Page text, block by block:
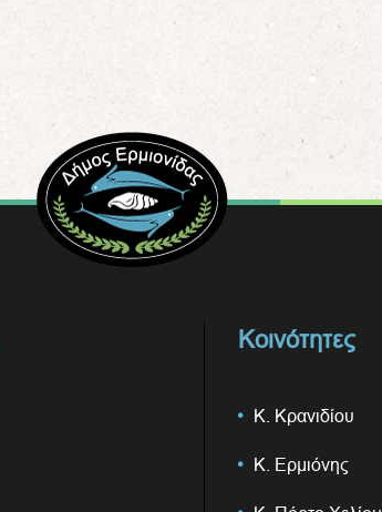
Κοινότητες
Κ. Κρανιδίου
Κ. Ερμιόνης